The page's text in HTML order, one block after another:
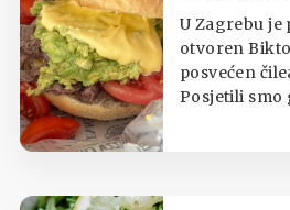
smo ga treći
U Zagrebu
otvoren
posvećen
Posjetili smo